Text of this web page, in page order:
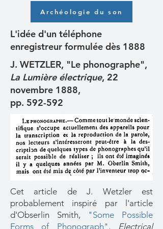
Archéologie du son
L'idée d'un téléphone
enregistreur formulée dès 1888
J. WETZLER, "Le phonographe",
La Lumière électrique, 22
novembre 1888,
pp. 592-592
Cet article de J. Wetzler est
probablement inspiré par l'article
d'Obserlin Smith, "Some Possible
Forms of Phonograph" ,
Electrical